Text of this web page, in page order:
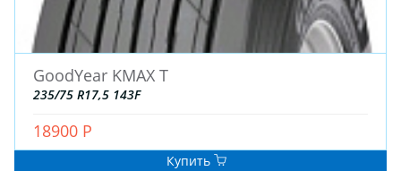
GoodYear KMAX T
235/75 R17,5 143F
18900 Р
Купить